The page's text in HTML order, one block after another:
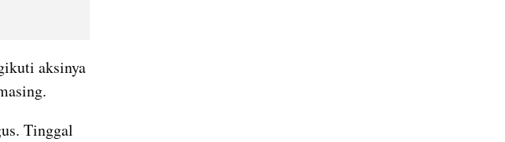
aksinya
Tinggal